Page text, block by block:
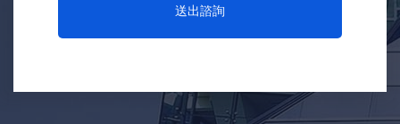
送出諮詢